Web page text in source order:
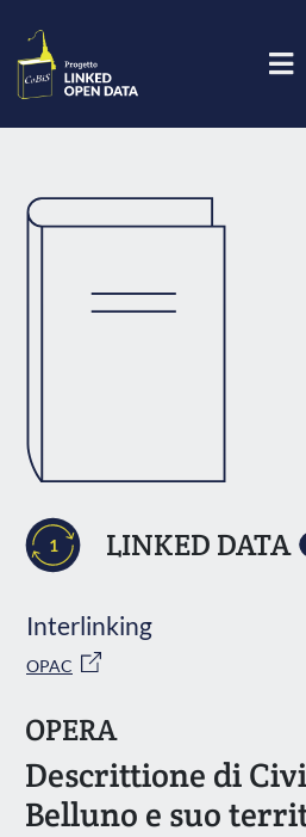
1 LINKED DATA
Interlinking
OPAC
OPERA
Descrittione di
Belluno e suo